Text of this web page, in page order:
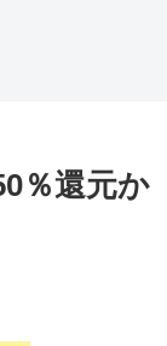
％還元か